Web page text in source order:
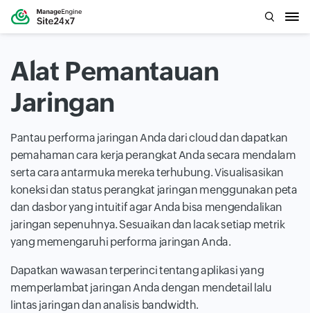
Alat Pemantauan
Jaringan
Pantau performa jaringan Anda dari cloud dan dapatkan
pemahaman cara kerja perangkat Anda secara mendalam
serta cara antarmuka mereka terhubung. Visualisasikan
koneksi dan status perangkat jaringan menggunakan peta
dan dasbor yang intuitif agar Anda bisa mengendalikan
jaringan sepenuhnya. Sesuaikan dan lacak setiap metrik
yang memengaruhi performa jaringan Anda.
Dapatkan wawasan terperinci tentang aplikasi yang
memperlambat jaringan Anda dengan mendetail lalu
lintas jaringan dan analisis bandwidth.